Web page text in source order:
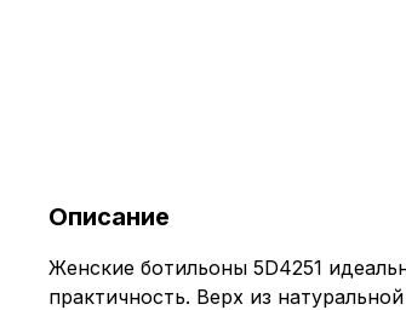
Описание
Женские ботильоны 5D4251
практичность. Верх из